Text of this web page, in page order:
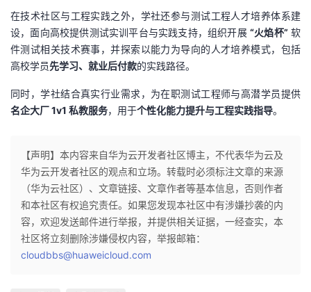
在技术社区与工程实践之外，学社还参与测试工程人才培养体系建
设，面向高校提供测试实训平台与实践支持，组织开展“火焰杯” 软
件测试相关技术赛事，并探索以能力为导向的人才培养模式，包括
高校学员先学习、就业后付款的实践路径。
同时，学社结合真实行业需求，为在职测试工程师与高潜学员提供
名企大厂 1v1 私教服务，用于个性化能力提升与工程实践指导。
【声明】本内容来自华为云开发者社区博主，不代表华为云及
华为云开发者社区的观点和立场。转载时必须标注文章的来源
（华为云社区）、文章链接、文章作者等基本信息，否则作者
和本社区有权追究责任。如果您发现本社区中有涉嫌抄袭的内
容，欢迎发送邮件进行举报，并提供相关证据，一经查实，本
社区将立刻删除涉嫌侵权内容，举报邮箱：
cloudbbs@huaweicloud.com